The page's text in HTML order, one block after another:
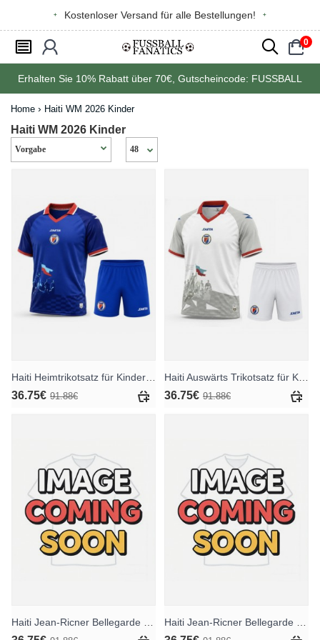
Kostenloser Versand für alle Bestellungen!
󰂩 󰃳 󰂨 0
󰃠
Erhalten Sie 10% Rabatt über 70€ , Gutscheincode: FUSSBALL
Home Haiti WM 2026 Kinder
Haiti WM 2026 Kinder
36.75€ 91.88€ 36.75€ 91.88€